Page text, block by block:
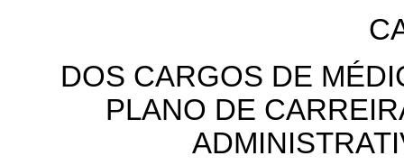
DOS CARGOS DE
PLANO DE